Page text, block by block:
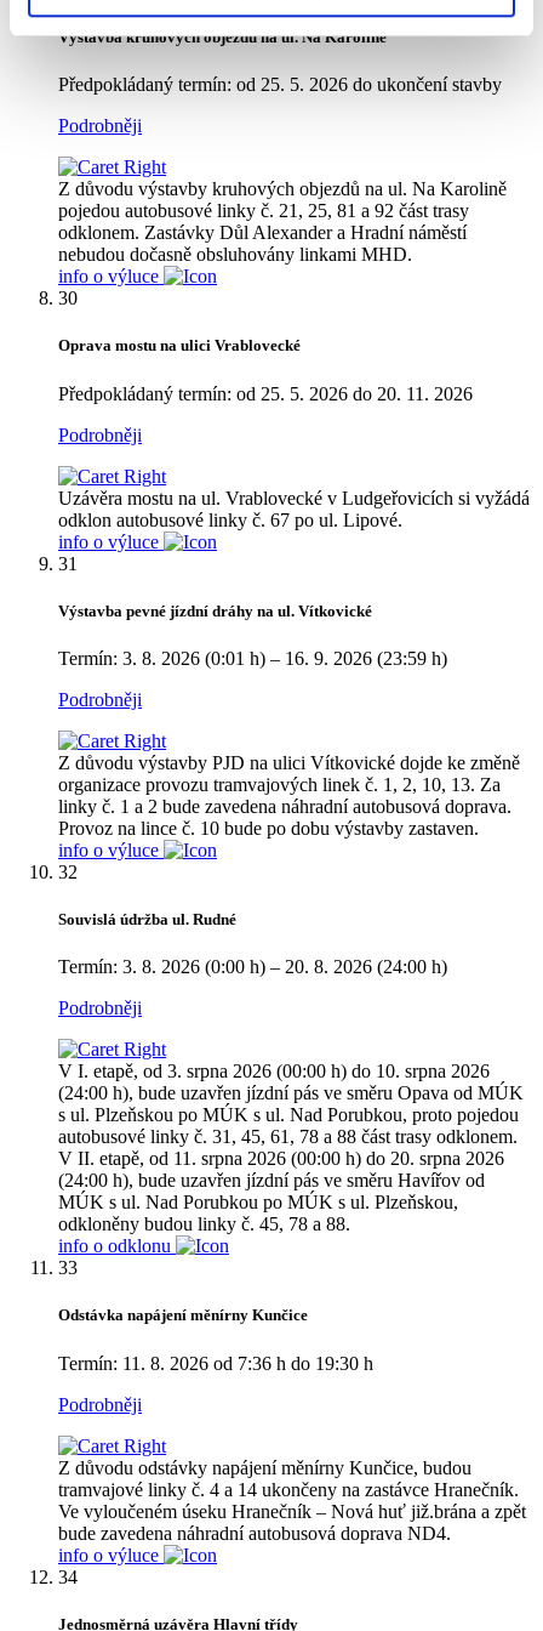
Výstavba kruhových objezdů na ul. Na Karolině
Předpokládaný termín: od 25. 5. 2026 do ukončení stavby
Podrobněji
Z důvodu výstavby kruhových objezdů na ul. Na Karolině
pojedou autobusové linky č. 21, 25, 81 a 92 část trasy
odklonem. Zastávky Důl Alexander a Hradní náměstí
nebudou dočasně obsluhovány linkami MHD.
info o výluce
30
Oprava mostu na ulici Vrablovecké
Předpokládaný termín: od 25. 5. 2026 do 20. 11. 2026
Podrobněji
Uzávěra mostu na ul. Vrablovecké v Ludgeřovicích si vyžádá
odklon autobusové linky č. 67 po ul. Lipové.
info o výluce
31
Výstavba pevné jízdní dráhy na ul. Vítkovické
Termín: 3. 8. 2026 (0:01 h) – 16. 9. 2026 (23:59 h)
Podrobněji
Z důvodu výstavby PJD na ulici Vítkovické dojde ke změně
organizace provozu tramvajových linek č. 1, 2, 10, 13. Za
linky č. 1 a 2 bude zavedena náhradní autobusová doprava.
Provoz na lince č. 10 bude po dobu výstavby zastaven.
info o výluce
32
Souvislá údržba ul. Rudné
Termín: 3. 8. 2026 (0:00 h) – 20. 8. 2026 (24:00 h)
Podrobněji
V I. etapě, od 3. srpna 2026 (00:00 h) do 10. srpna 2026
(24:00 h), bude uzavřen jízdní pás ve směru Opava od MÚK
s ul. Plzeňskou po MÚK s ul. Nad Porubkou, proto pojedou
autobusové linky č. 31, 45, 61, 78 a 88 část trasy odklonem.
V II. etapě, od 11. srpna 2026 (00:00 h) do 20. srpna 2026
(24:00 h), bude uzavřen jízdní pás ve směru Havířov od
MÚK s ul. Nad Porubkou po MÚK s ul. Plzeňskou,
odkloněny budou linky č. 45, 78 a 88.
info o odklonu
33
Odstávka napájení měnírny Kunčice
Termín: 11. 8. 2026 od 7:36 h do 19:30 h
Podrobněji
Z důvodu odstávky napájení měnírny Kunčice, budou
tramvajové linky č. 4 a 14 ukončeny na zastávce Hranečník.
Ve vyloučeném úseku Hranečník – Nová huť již.brána a zpět
bude zavedena náhradní autobusová doprava ND4.
info o výluce
34
Jednosměrná uzávěra Hlavní třídy